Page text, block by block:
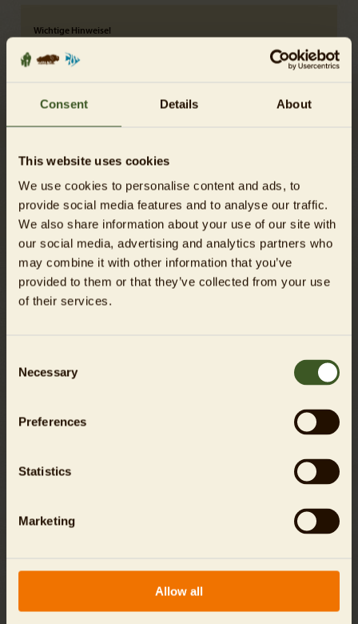
Consent Details About
This website uses cookies
We use cookies to personalise content and ads, to
provide social media features and to analyse our traffic.
We also share information about your use of our site with
our social media, advertising and analytics partners who
may combine it with other information that you’ve
provided to them or that they’ve collected from your use
of their services.
Selection
Necessary
Preferences
Statistics
Marketing
Allow all
Wichtige Hinweise!
Die Tierhäuser sowie Restaurants schließen 30 Minuten vor
Tierparkschluss.